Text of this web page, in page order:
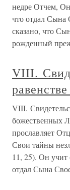
недре Отчем,
что отдал Сына
сказано, что
рожденный
VIII.
VIII.
божественных
прославляет
Свои тайны
11, 25). Он
отдал Сына